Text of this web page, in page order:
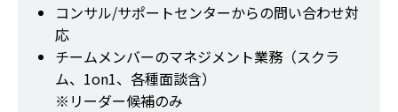
コンサル/サポートセンターからの問い合わせ対
応
チームメンバーのマネジメント業務（スクラ
ム、1on1、各種面談含）
※リーダー候補のみ